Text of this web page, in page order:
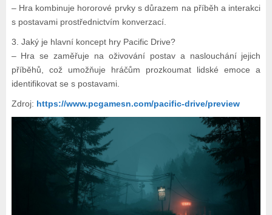
– Hra kombinuje hororové prvky s důrazem na příběh a interakci
s postavami prostřednictvím konverzací.
3. Jaký je hlavní koncept hry Pacific Drive?
– Hra se zaměřuje na oživování postav a naslouchání jejich
příběhů, což umožňuje hráčům prozkoumat lidské emoce a
identifikovat se s postavami.
Zdroj: https://www.pcgamesn.com/pacific-drive/preview